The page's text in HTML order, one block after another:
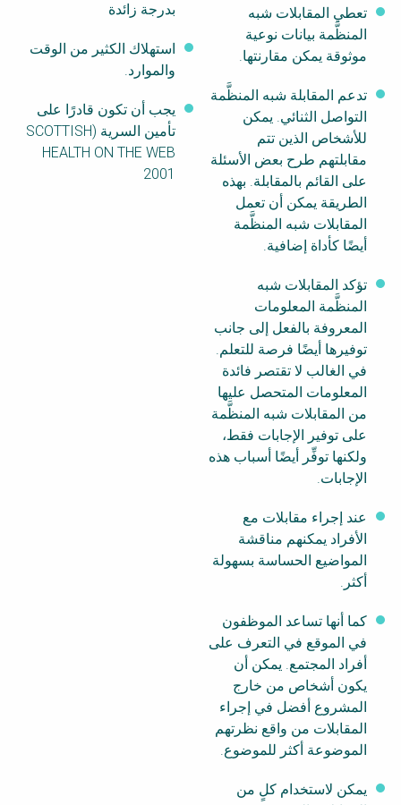
تعطي المقابلات شبه
المنظَّمة بيانات نوعية
موثوقة يمكن مقارنتها.
تدعم المقابلة شبه المنظَّمة
التواصل الثنائي. يمكن
للأشخاص الذين تتم
مقابلتهم طرح بعض الأسئلة
على القائم بالمقابلة. بهذه
الطريقة يمكن أن تعمل
المقابلات شبه المنظَّمة
أيضًا كأداة إضافية.
تؤكد المقابلات شبه
المنظَّمة المعلومات
المعروفة بالفعل إلى جانب
توفيرها أيضًا فرصة للتعلم.
في الغالب لا تقتصر فائدة
المعلومات المتحصل عليها
من المقابلات شبه المنظَّمة
على توفير الإجابات فقط،
ولكنها توفِّر أيضًا أسباب هذه
الإجابات.
عند إجراء مقابلات مع
الأفراد يمكنهم مناقشة
المواضيع الحساسة بسهولة
أكثر.
كما أنها تساعد الموظفون
في الموقع في التعرف على
أفراد المجتمع. يمكن أن
يكون أشخاص من خارج
المشروع أفضل في إجراء
المقابلات من واقع نظرتهم
الموضوعة أكثر للموضوع.
يمكن لاستخدام كلٍ من
بدرجة زائدة
استهلاك الكثير من الوقت
والموارد.
يجب أن تكون قادرًا على
تأمين السرية (SCOTTISH
HEALTH ON THE WEB
2001